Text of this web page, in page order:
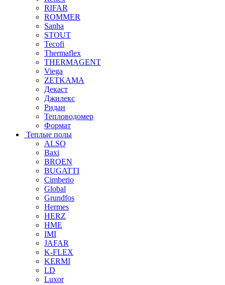
RIFAR
ROMMER
Sanha
STOUT
Tecofi
Thermaflex
THERMAGENT
Viega
ZETKAMA
Декаст
Джилекс
Ридан
Тепловодомер
Формат
Теплые полы
ALSO
Baxi
BROEN
BUGATTI
Cimberio
Global
Grundfos
Hermes
HERZ
HME
IMI
JAFAR
K-FLEX
KERMI
LD
Luxor